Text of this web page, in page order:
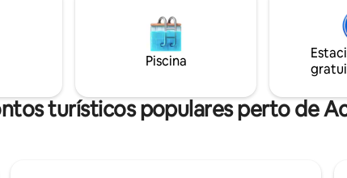
modernos:
2020 com uma cama king
totalmente equipada com
e uma churrasqueira
com materiais premium e
mente. Se você quiser ficar em
para trabalho, férias ou apenas
de uma escapada de bem-
algumas noites, este loft tem
Piscina
turísticos populares perto de